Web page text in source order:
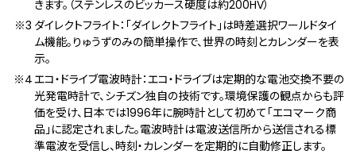
きます。（ステンレスのビッカース硬度は約200HV）
ダイレクトフライト：「ダイレクトフライト」は時差選択ワールドタイ
ム機能。りゅうずのみの簡単操作で、世界の時刻とカレンダーを表
示。
エコ・ドライブ電波時計：エコ・ドライブは定期的な電池交換不要の
光発電時計で、シチズン独自の技術です。環境保護の観点からも評
価を受け、日本では1996年に腕時計として初めて「エコマーク商
品」に認定されました。電波時計は電波送信所から送信される標
準電波を受信し、時刻・カレンダーを定期的に自動修正します。